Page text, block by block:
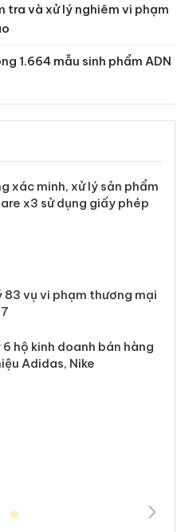
tra và xử lý nghiêm vi phạm
1.664 mẫu sinh phẩm ADN
xác minh, xử lý sản phẩm
x3 sử dụng giấy phép
83 vụ vi phạm thương
7